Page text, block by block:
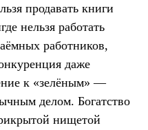
продавать книги
нельзя работать
работников,
даже
к «зелёным» —
делом. Богатство
нищетой